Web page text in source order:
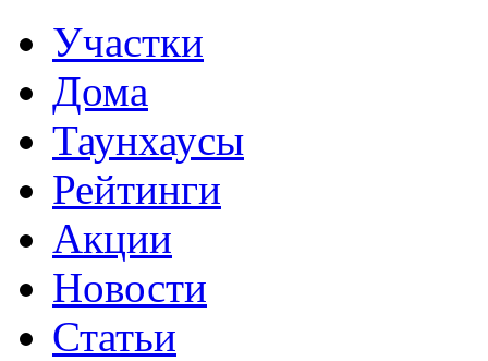
Участки
Дома
Таунхаусы
Рейтинги
Акции
Новости
Статьи